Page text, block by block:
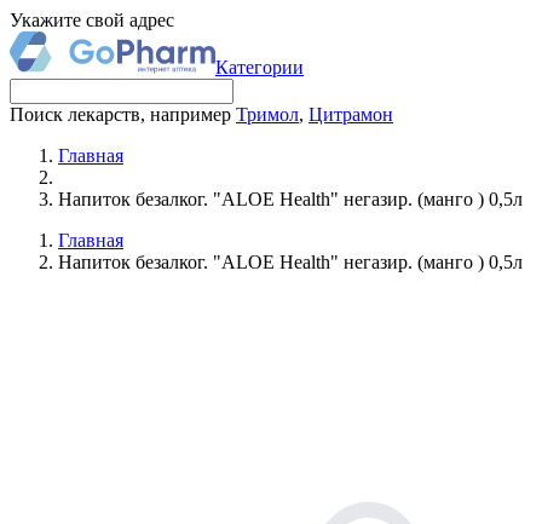
Укажите свой адрес
Категории
Поиск лекарств, например Тримол, Цитрамон
Главная
Напиток безалког. "ALOE Health" негазир. (манго ) 0,5л
Главная
Напиток безалког. "ALOE Health" негазир. (манго ) 0,5л